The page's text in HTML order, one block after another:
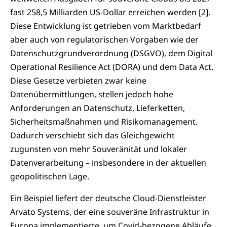
fast 258,5 Milliarden US-Dollar erreichen werden [2].
Diese Entwicklung ist getrieben vom Marktbedarf
aber auch von regulatorischen Vorgaben wie der
Datenschutzgrundverordnung (DSGVO), dem Digital
Operational Resilience Act (DORA) und dem Data Act.
Diese Gesetze verbieten zwar keine
Datenübermittlungen, stellen jedoch hohe
Anforderungen an Datenschutz, Lieferketten,
Sicherheitsmaßnahmen und Risikomanagement.
Dadurch verschiebt sich das Gleichgewicht
zugunsten von mehr Souveränität und lokaler
Datenverarbeitung – insbesondere in der aktuellen
geopolitischen Lage.
Ein Beispiel liefert der deutsche Cloud-Dienstleister
Arvato Systems, der eine souveräne Infrastruktur in